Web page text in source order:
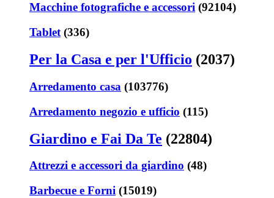
Macchine fotografiche e accessori (92104)
Tablet (336)
Per la Casa e per l'Ufficio (2037)
Arredamento casa (103776)
Arredamento negozio e ufficio (115)
Giardino e Fai Da Te (22804)
Attrezzi e accessori da giardino (48)
Barbecue e Forni (15019)